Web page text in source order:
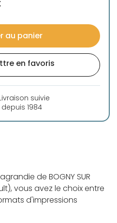
au panier
en favoris
suivie
1984
de BOGNY SUR
vous avez le choix entre
d'impressions